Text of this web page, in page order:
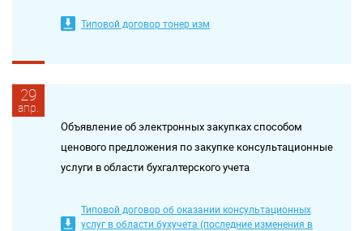
Типовой договор тонер изм
29
апр.
Объявление об электронных закупках способом
ценового предложения по закупке консультационные
услуги в области бухгалтерского учета
Типовой договор об оказании консультационных
услуг в области бухучета (последние изменения в